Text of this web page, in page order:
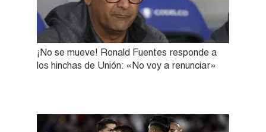
¡No se mueve! Ronald Fuentes responde a
los hinchas de Unión: «No voy a renunciar»